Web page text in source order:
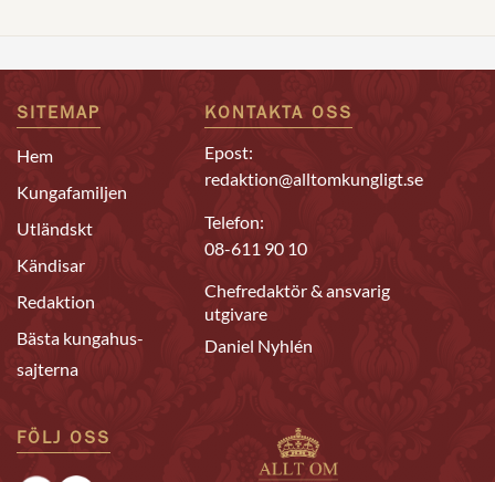
SITEMAP
Hem
Kungafamiljen
Utländskt
Kändisar
Redaktion
Bästa kungahus-
sajterna
KONTAKTA OSS
Epost:
redaktion@alltomkungligt.se
Telefon:
08-611 90 10
Chefredaktör & ansvarig
utgivare
Daniel Nyhlén
FÖLJ OSS